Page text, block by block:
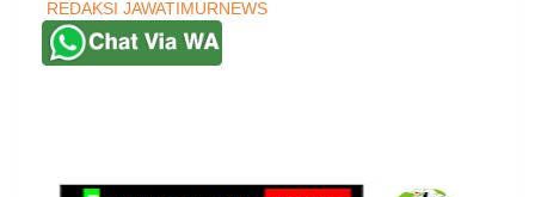
REDAKSI JAWATIMURNEWS